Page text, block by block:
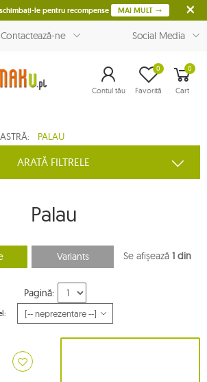
le pentru recompense MAI MULT
Contactează-ne Social Media
Contul tău Favorită
0 0
Cart
PALAU
ARATĂ FILTRELE
Palau
Variants Se afișează 1 din
Pagină: